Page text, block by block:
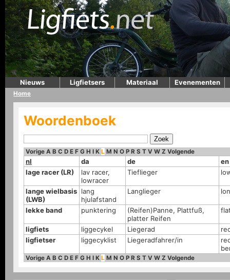
Nieuws Ligfietsers Materiaal Evenementen
Home
Woordenboek
Vorige A B C D E F G H I K L M N O P R S T V W Z Volgende
nl da de
en
lage racer (LR)
lav racer,
lowracer
Tieflieger
lange wielbasis
(LWB)
lang
hjulafstand
Langlieger
lekke band punktering
(Reifen)Panne, Plattfuß,
platter Reifen
ligfiets liggecykel Liegerad
ligfietser
liggecyklist Liegeradfahrer/in
Vorige A B C D E F G H I K L M N O P R S T V W Z Volgende